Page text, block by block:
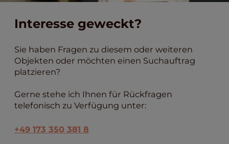
Interesse geweckt?
Sie haben Fragen zu diesem oder weiteren
Objekten oder möchten einen Suchauftrag
platzieren?
Gerne stehe ich Ihnen für Rückfragen
telefonisch zu Verfügung unter:
+49 173 350 381 8